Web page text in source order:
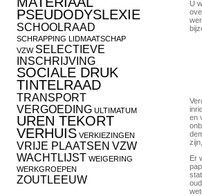
PSEUDODYSLEXIE
SCHOOLRAAD
SCHRAPPING LIDMAATSCHAP
VZW SELECTIEVE
INSCHRIJVING
SOCIALE DRUK
TINTELRAAD
TRANSPORT
VERGOEDING ULTIMATUM
UREN TEKORT
VERHUIS VERKIEZINGEN
VRIJE PLAATSEN VZW
WACHTLIJST WEIGERING
WERKGROEPEN
ZOUTLEEUW
U
en
Er